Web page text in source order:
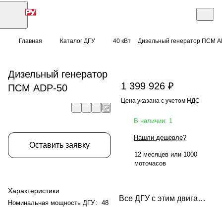
Главная Каталог ДГУ 40 кВт Дизельный генератор ПСМ
Дизельный генератор
ПСМ ADP-50
Оставить заявку
Характеристики
Номинальная мощность ДГУ : 48
1 399 926 ₽
Цена указана с учетом НДС
В наличии: 1
Нашли дешевле?
12 месяцев или 1000
моточасов
Все ДГУ с этим двигателем